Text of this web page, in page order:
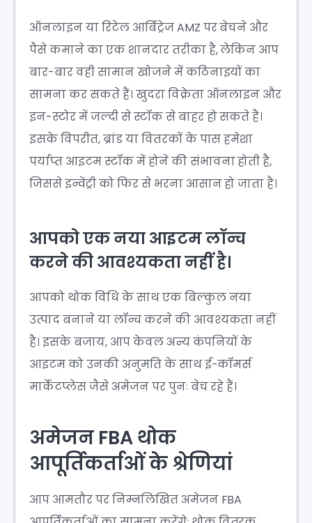
ऑनलाइन या रिटेल आर्बिट्रेज AMZ पर बेचने और
पैसे कमाने का एक शानदार तरीका है, लेकिन आप
बार-बार वही सामान खोजने में कठिनाइयों का
सामना कर सकते हैं। खुदरा विक्रेता ऑनलाइन और
इन-स्टोर में जल्दी से स्टॉक से बाहर हो सकते हैं।
इसके विपरीत, ब्रांड या वितरकों के पास हमेशा
पर्याप्त आइटम स्टॉक में होने की संभावना होती है,
जिससे इन्वेंट्री को फिर से भरना आसान हो जाता है।
आपको एक नया आइटम लॉन्च
करने की आवश्यकता नहीं है।
आपको थोक विधि के साथ एक बिल्कुल नया
उत्पाद बनाने या लॉन्च करने की आवश्यकता नहीं
है। इसके बजाय, आप केवल अन्य कंपनियों के
आइटम को उनकी अनुमति के साथ ई-कॉमर्स
मार्केटप्लेस जैसे अमेजन पर पुनः बेच रहे हैं।
अमेजन FBA थोक
आपूर्तिकर्ताओं के श्रेणियां
आप आमतौर पर निम्नलिखित अमेजन FBA